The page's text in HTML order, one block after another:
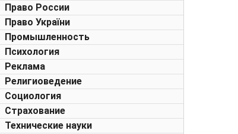
Право России
Право України
Промышленность
Психология
Реклама
Религиоведение
Социология
Страхование
Технические науки